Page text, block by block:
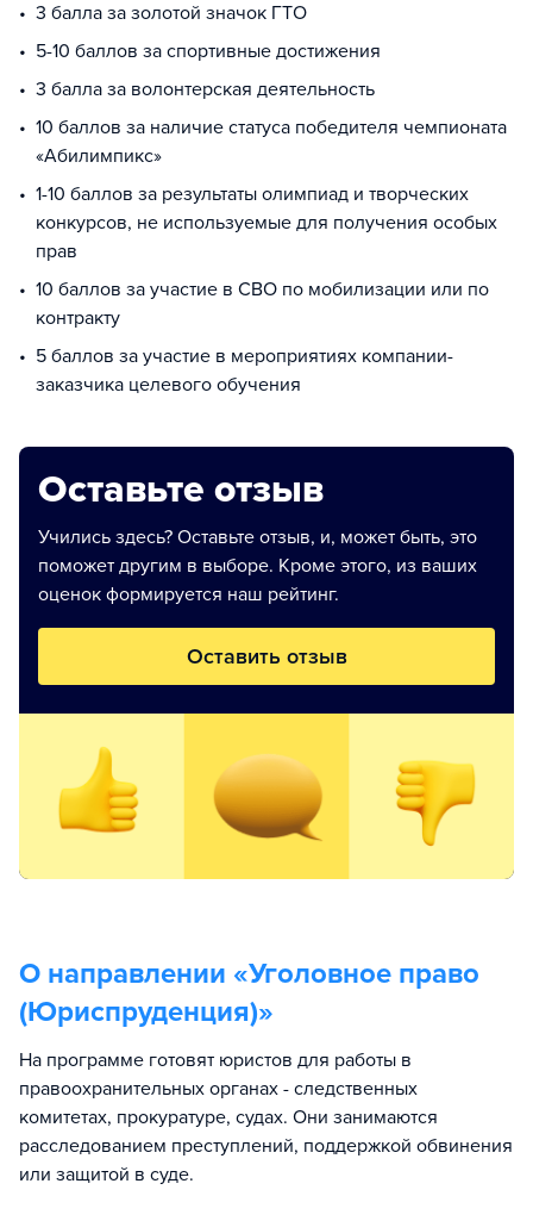
3 балла за золотой значок ГТО
5-10 баллов за спортивные достижения
3 балла за волонтерская деятельность
10 баллов за наличие статуса победителя чемпионата
«Абилимпикс»
1-10 баллов за результаты олимпиад и творческих
конкурсов, не используемые для получения особых
прав
10 баллов за участие в СВО по мобилизации или по
контракту
5 баллов за участие в мероприятиях компании-
заказчика целевого обучения
Оставьте отзыв
Учились здесь? Оставьте отзыв, и, может быть, это
поможет другим в выборе. Кроме этого, из ваших
оценок формируется наш рейтинг.
Оставить отзыв
О направлении «Уголовное право
(Юриспруденция)»
На программе готовят юристов для работы в
правоохранительных органах - следственных
комитетах, прокуратуре, судах. Они занимаются
расследованием преступлений, поддержкой обвинения
или защитой в суде.